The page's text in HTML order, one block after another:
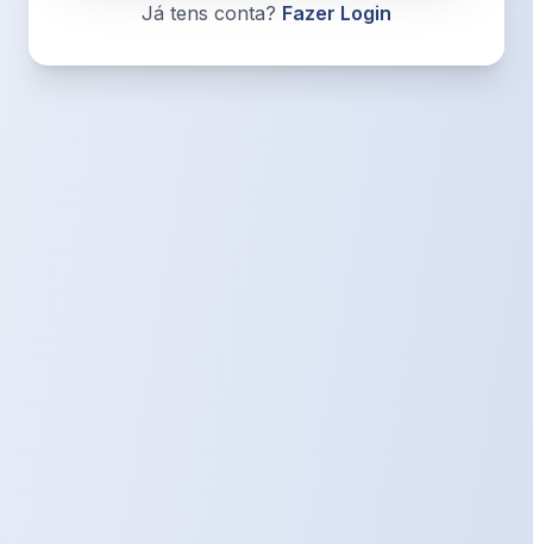
Já tens conta? Fazer Login